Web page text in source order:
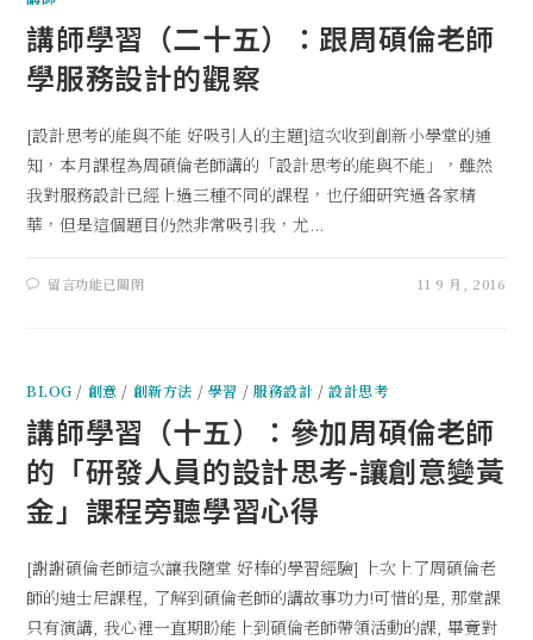
講師學習（二十五）：跟周碩倫老師
學服務設計的觀察
[設計思考的能與不能 好吸引人的主題]這次收到創新小學堂的通
知，本月課程為周碩倫老師講的「設計思考的能與不能」，雖然
我對服務設計已經上過三種不同的課程，也仔細研究過各家精
華，但是這個題目仍然非常吸引我，尤...
留言功能已關閉 11 9 月, 2016
BLOG / 創意 / 創新方法 / 學習 / 服務設計 /設計思考
講師學習（十五）：參加周碩倫老師
的「研發人員的設計思考-讓創意變黃
金」課程旁聽學習心得
[謝謝碩倫老師這次讓我隨堂 好棒的學習經驗] 上次上了周碩倫老
師的迪士尼課程, 了解到碩倫老師的講故事功力!可惜的是, 那堂課
只有演講, 我心裡一直期盼能上到碩倫老師帶領活動的課, 畢竟對